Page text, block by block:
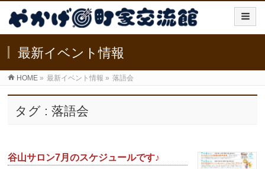
最新イベント情報
HOME » 最新イベント情報 » 落語会
タグ : 落語会
谷山サロン7月のスケジュールです♪